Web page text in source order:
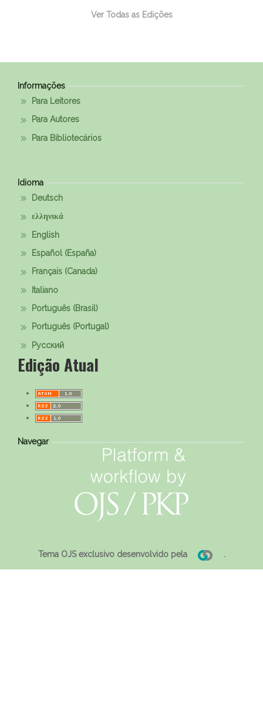
Ver Todas as Edições
Informações
Para Leitores
Para Autores
Para Bibliotecários
Idioma
Deutsch
ελληνικά
English
Español (España)
Français (Canada)
Italiano
Português (Brasil)
Português (Portugal)
Русский
Edição Atual
Navegar
Tema OJS exclusivo desenvolvido pela .